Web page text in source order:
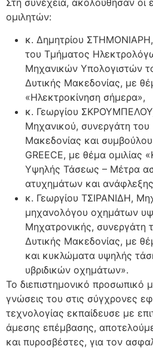
ομιλητών:
κ. Δημητρίου
του Τμήματος
Μηχανικών Υπολογιστών
Δυτικής Μακεδονίας, με
«Ηλεκτροκίνηση σήμερα»,
κ. Γεωργίου
Μηχανικού, συνεργάτη του
Μακεδονίας και
GREECE, με θέμα ομιλίας
Υψηλής Τάσεως – Μέτρα
ατυχημάτων και
κ. Γεωργίου ΤΣΙΡΑΝΙΔΗ,
μηχανολόγου οχημάτων
Μηχατρονικής, συνεργάτη
Δυτικής Μακεδονίας, με
και κυκλώματα υψηλής
υβριδικών οχημάτων».
Το διεπιστημονικό προσωπικό
γνώσεις του στις σύγχρονες
τεχνολογίας εκπαίδευσε με
άμεσης επέμβασης,
και πυροσβέστες, για τον